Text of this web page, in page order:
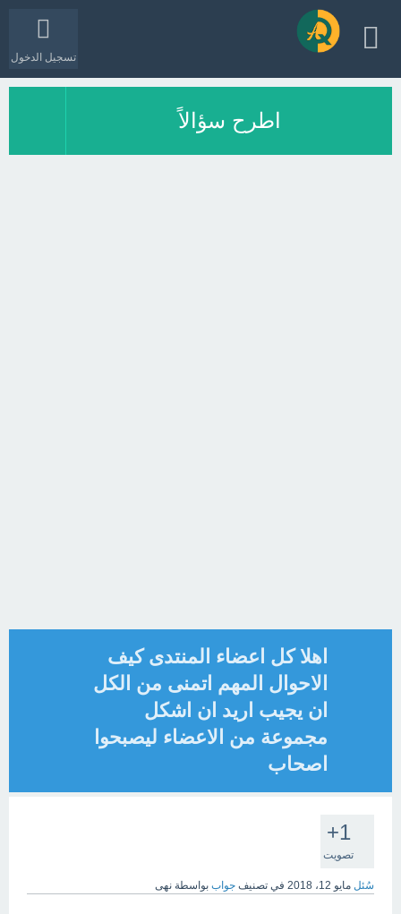
تسجيل الدخول
اطرح سؤالاً
اهلا كل اعضاء المنتدى كيف
الاحوال المهم اتمنى من الكل
ان يجيب اريد ان اشكل
مجموعة من الاعضاء ليصبحوا
اصحاب
+1
تصويت
سُئل مايو 12، 2018 في تصنيف جواب بواسطة نهى